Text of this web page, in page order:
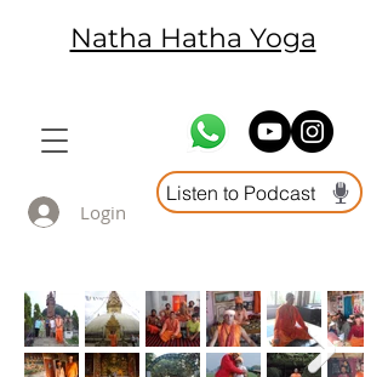
Natha Hatha Yoga
Login
Listen to Podcast